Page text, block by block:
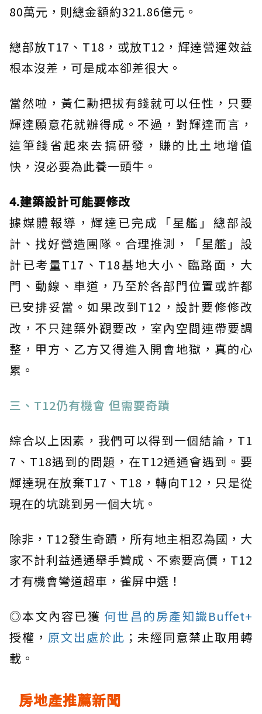
80萬元，則總金額約321.86億元。
總部放T17、T18，或放T12，輝達營運效益
根本沒差，可是成本卻差很大。
當然啦，黃仁勳把拔有錢就可以任性，只要
輝達願意花就辦得成。不過，對輝達而言，
這筆錢省起來去搞研發，賺的比土地增值
快，沒必要為此養一頭牛。
4.建築設計可能要修改
據媒體報導，輝達已完成「星艦」總部設
計、找好營造團隊。合理推測，「星艦」設
計已考量T17、T18基地大小、臨路面，大
門、動線、車道，乃至於各部門位置或許都
已安排妥當。如果改到T12，設計要修修改
改，不只建築外觀要改，室內空間連帶要調
整，甲方、乙方又得進入開會地獄，真的心
累。
三、T12仍有機會 但需要奇蹟
綜合以上因素，我們可以得到一個結論，T1
7、T18遇到的問題，在T12通通會遇到。要
輝達現在放棄T17、T18，轉向T12，只是從
現在的坑跳到另一個大坑。
除非，T12發生奇蹟，所有地主相忍為國，大
家不計利益通通舉手贊成、不索要高價，T12
才有機會彎道超車，雀屏中選！
◎本文內容已獲 何世昌的房產知識Buffet+
授權， 原文出處於此 ；未經同意禁止取用轉
載。
房地產推薦新聞